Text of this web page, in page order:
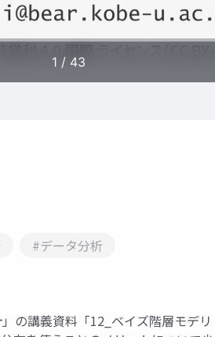
#データ分析
の講義資料「12_ベイズ階層モデリ